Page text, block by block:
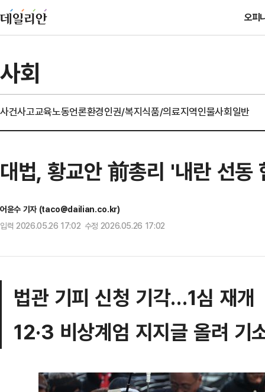
오피
사회
사건사고교육노동언론환경인권/복지식품/의료지역인물사회일반
대법, 황교안 前총리 '내란 선동
어윤수 기자 (taco@dailian.co.kr)
입력 2026.05.26 17:02 수정 2026.05.26 17:02
법관 기피 신청 기각…1심 재개
12·3 비상계엄 지지글 올려 기